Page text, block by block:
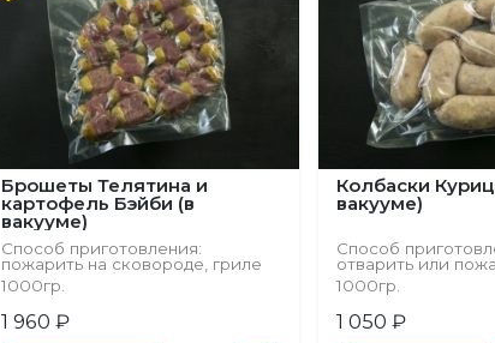
Брошеты Телятина и
картофель Бэйби (в
вакууме)
Способ приготовления:
пожарить на сковороде, гриле
1000гр.
1 960 ₽
Колбаски
вакууме)
Способ
отварить или
сковороде, гриле
1000гр.
1 050 ₽